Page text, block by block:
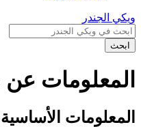
ويكي الجندر
ابحث
المعلومات
المعلومات الأساسية